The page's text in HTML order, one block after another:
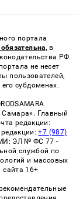
портала
в
РФ
не несет
пользователей,
субдоменах.
Главный
редакции:
редакции:+7 (987)
ЭЛ № ФС 77 -
службой по
и массовых
сайта 16+